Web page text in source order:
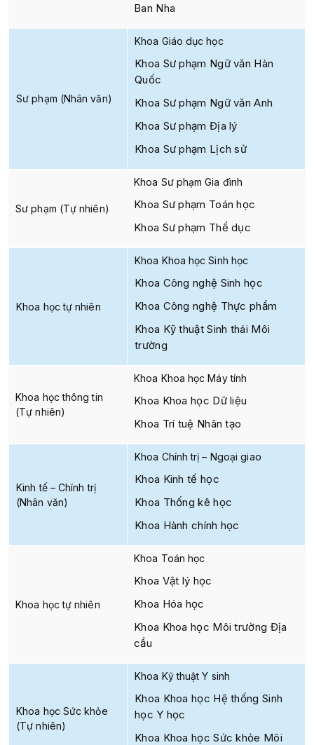
Ban Nha
Sư phạm (Nhân văn)
Khoa Giáo dục học
Khoa Sư phạm Ngữ văn Hàn
Quốc
Khoa Sư phạm Ngữ văn Anh
Khoa Sư phạm Địa lý
Khoa Sư phạm Lịch sử
Sư phạm (Tự nhiên)
Khoa Sư phạm Gia đình
Khoa Sư phạm Toán học
Khoa Sư phạm Thể dục
Khoa học tự nhiên
Khoa Khoa học Sinh học
Khoa Công nghệ Sinh học
Khoa Công nghệ Thực phẩm
Khoa Kỹ thuật Sinh thái Môi
trường
Khoa học thông tin
(Tự nhiên)
Khoa Khoa học Máy tính
Khoa Khoa học Dữ liệu
Khoa Trí tuệ Nhân tạo
Kinh tế – Chính trị
(Nhân văn)
Khoa Chính trị – Ngoại giao
Khoa Kinh tế học
Khoa Thống kê học
Khoa Hành chính học
Khoa học tự nhiên
Khoa Toán học
Khoa Vật lý học
Khoa Hóa học
Khoa Khoa học Môi trường Địa
cầu
Khoa học Sức khỏe
(Tự nhiên)
Khoa Kỹ thuật Y sinh
Khoa Khoa học Hệ thống Sinh
học Y học
Khoa Khoa học Sức khỏe Môi